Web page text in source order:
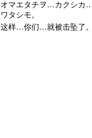
オマエタチヲ…カクシカ
ワタシモ。
这样…你们…就被击坠了